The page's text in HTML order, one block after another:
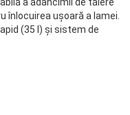
înlocuirea ușoară a lamei.
(35 l) și sistem de